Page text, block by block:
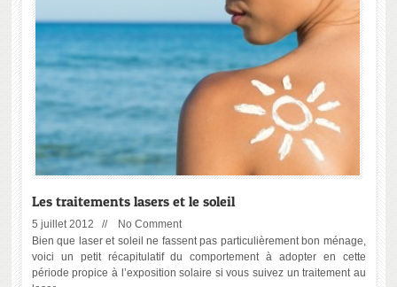
Les traitements lasers et le soleil
5 juillet 2012 //
No Comment
Bien que laser et soleil ne fassent pas particulièrement bon ménage,
voici un petit récapitulatif du comportement à adopter en cette
période propice à l’exposition solaire si vous suivez un traitement au